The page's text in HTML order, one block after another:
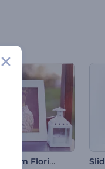
Galeria de Fotos - Jardim Florido